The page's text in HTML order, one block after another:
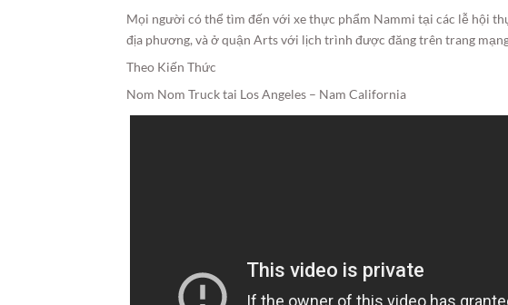
Mọi người có thể tìm đến với xe thực phẩm Nammi tại các lễ hội
địa phương, và ở quận Arts với lịch trình được đăng trên trang
Theo Kiến Thức
Nom Nom Truck tai Los Angeles – Nam California